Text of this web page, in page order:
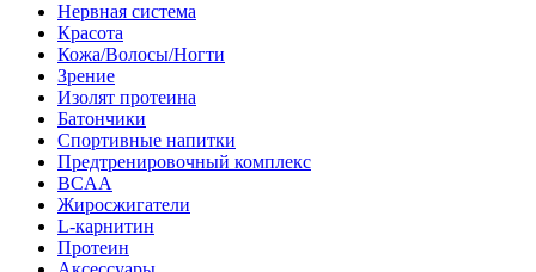
Нервная система
Красота
Кожа/Волосы/Ногти
Зрение
Изолят протеина
Батончики
Спортивные напитки
Предтренировочный комплекс
BCAA
Жиросжигатели
L-карнитин
Протеин